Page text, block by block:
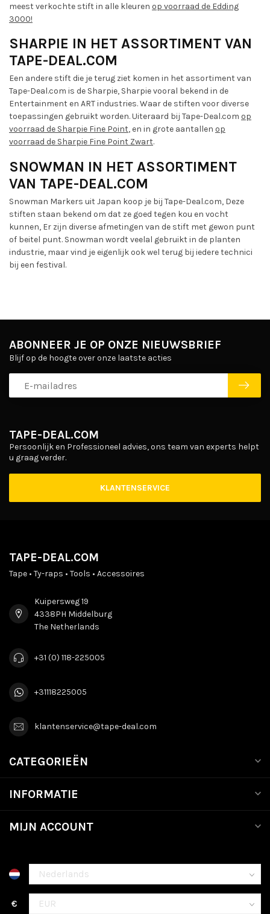
meest verkochte stift in alle kleuren op voorraad de Edding
3000!
SHARPIE IN HET ASSORTIMENT VAN
TAPE-DEAL.COM
Een andere stift die je terug ziet komen in het assortiment van
Tape-Deal.com is de Sharpie, Sharpie vooral bekend in de
Entertainment en ART industries. Waar de stiften voor diverse
toepassingen gebruikt worden. Uiteraard bij Tape-Deal.com op
voorraad de Sharpie Fine Point, en in grote aantallen op
voorraad de Sharpie Fine Point Zwart.
SNOWMAN IN HET ASSORTIMENT
VAN TAPE-DEAL.COM
Snowman Markers uit Japan koop je bij Tape-Deal.com, Deze
stiften staan bekend om dat ze goed tegen kou en vocht
kunnen, Er zijn diverse afmetingen van de stift met gewon punt
of beitel punt. Snowman wordt veelal gebruikt in de planten
industrie, maar vind je eigenlijk ook wel terug bij iedere technici
bij een festival.
TAPE-DEAL.COM
Persoonlijk en Professioneel advies, ons team van experts helpt
u graag verder.
KLANTENSERVICE
ABONNEER JE OP ONZE NIEUWSBRIEF
Blijf op de hoogte over onze laatste acties
TAPE-DEAL.COM
Tape • Ty-raps • Tools • Accessoires
Kuipersweg 19
4338PH Middelburg
The Netherlands
+31 (0) 118-225005
+31118225005
klantenservice@tape-deal.com
CATEGORIEËN
INFORMATIE
MIJN ACCOUNT
€